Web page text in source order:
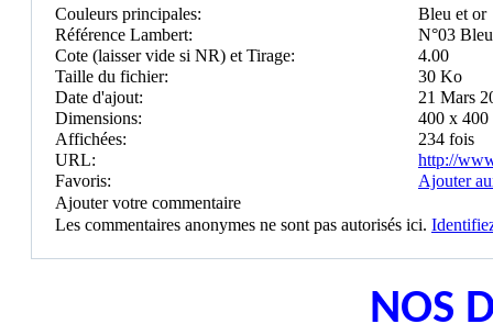
Couleurs principales:
Bleu et or
Référence Lambert:
N°03
Cote (laisser vide si NR) et Tirage:
4.00
Taille du fichier:
30 Ko
Date d'ajout:
21 Mars
Dimensions:
400 x 400
Affichées:
234 fois
URL:
http://
Favoris:
Ajouter
Ajouter votre commentaire
Les commentaires anonymes ne sont pas autorisés ici.
NOS